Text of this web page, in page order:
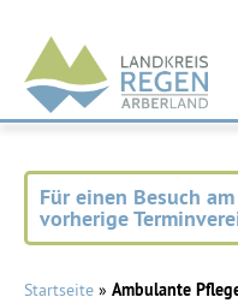
Landkreis
Regen
Für einen Besuch
vorherige
Startseite » Ambulante